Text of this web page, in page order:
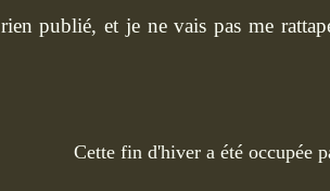
publié, et je ne vais pas me
Cette fin d'hiver a été occupée